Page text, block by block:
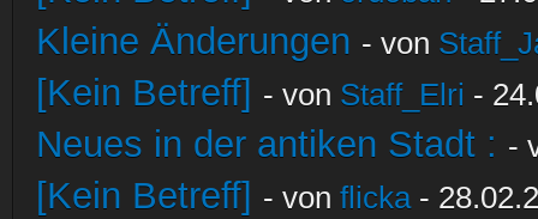
Kleine Änderungen - von
[Kein Betreff] - von Staff_Elri -
Neues in der antiken Stadt : -
[Kein Betreff] - von flicka-